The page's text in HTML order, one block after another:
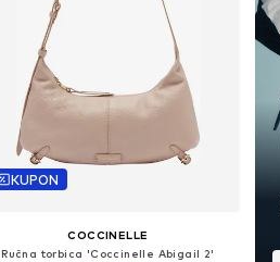
KUPON
COCCINELLE
Ručna torbica 'Coccinelle Abigail 2'